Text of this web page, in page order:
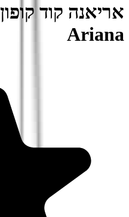
אריאנה קוד
Ariana